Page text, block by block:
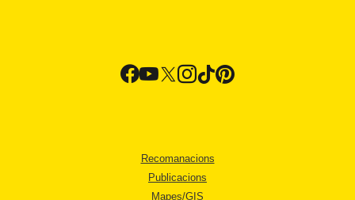
Recomanacions
Publicacions
Mapes/GIS